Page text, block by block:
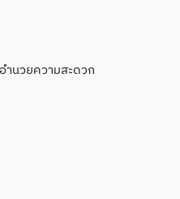
นวยความสะดวก